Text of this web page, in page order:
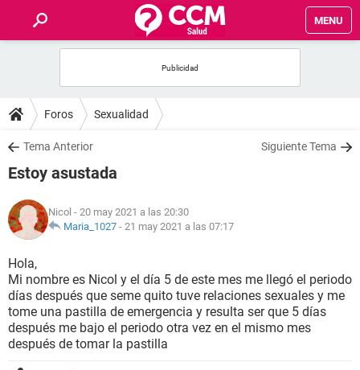
MENU
FOROS
SALUD
FAMILIA
NUTRICIÓN
BIENESTAR
SEXUALIDAD
GLOSARIO
Foros Sexualidad
Tema Anterior Siguiente Tema
Estoy asustada
Nicol - 20 may 2021 a las 20:30
Maria_1027 - 21 may 2021 a las 07:17
Hola,
Mi nombre es Nicol y el día 5 de este mes me llegó el periodo
días después que seme quito tuve relaciones sexuales y me
tome una pastilla de emergencia y resulta ser que 5 días
después me bajo el periodo otra vez en el mismo mes
después de tomar la pastilla